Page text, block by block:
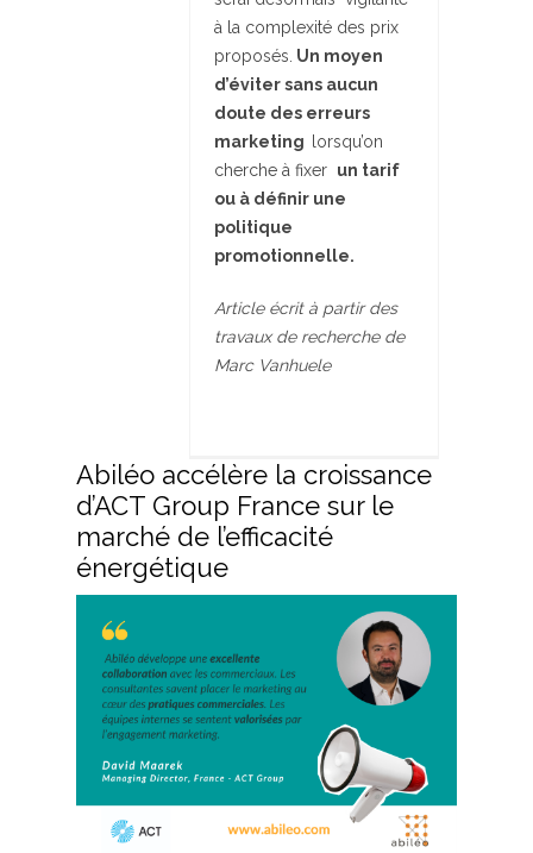
à la complexité des prix
proposés. Un moyen
d’éviter sans aucun
doute des erreurs
marketing
lorsqu’on
cherche à fixer un tarif
ou à définir une
politique
promotionnelle.
Article écrit à partir des
travaux de recherche de
Marc Vanhuele
Abiléo accélère la croissance
d’ACT Group France sur le
marché de l’efficacité
énergétique